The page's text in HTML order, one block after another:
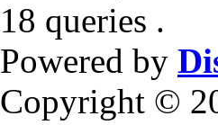
18 queries .
Powered by
Copyright ©